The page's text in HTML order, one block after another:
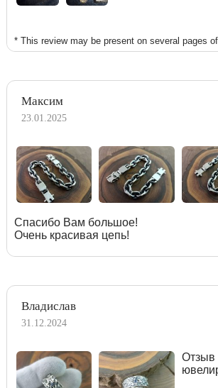
* This review may be present on several pages
Максим
23.01.2025
Спасибо Вам большое!
Очень красивая цепь!
Владислав
31.12.2024
Отзыв